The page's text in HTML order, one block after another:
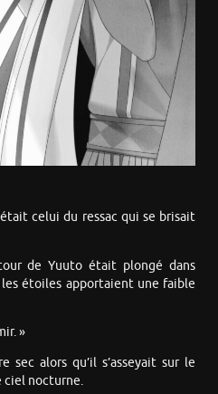
celui du ressac qui se brisait
de Yuuto était plongé dans
étoiles apportaient une faible
»
sec alors qu’il s’asseyait sur le
ciel nocturne.